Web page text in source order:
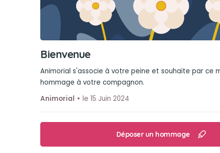
Bienvenue
Animorial s'associe à votre peine et souhaite par ce
hommage à votre compagnon.
Animorial
le 15 Juin 2024
Déposer un hommage